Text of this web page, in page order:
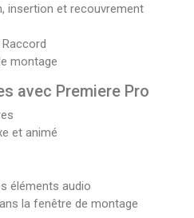
insertion et recouvrement
montage
avec Premiere Pro
et animé
éléments audio
la fenêtre de montage